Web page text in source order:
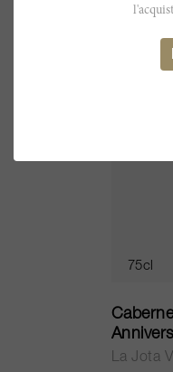
75cl
La Jota